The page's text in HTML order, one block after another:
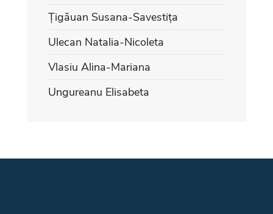
Țigăuan Susana-Savestița
Ulecan Natalia-Nicoleta
Vlasiu Alina-Mariana
Ungureanu Elisabeta